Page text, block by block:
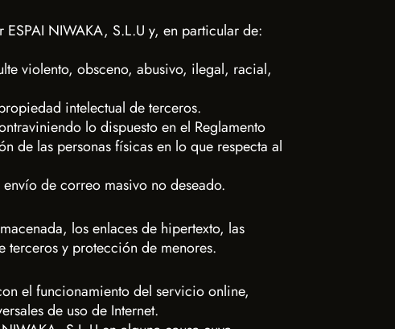
NIWAKA, S.L.U y, en particular de:
violento, obsceno, abusivo, ilegal, racial,
intelectual de terceros.
lo dispuesto en el Reglamento
de las personas físicas en lo que respecta al
de correo masivo no deseado.
los enlaces de hipertexto, las
terceros y protección de menores.
el funcionamiento del servicio online,
de uso de Internet.